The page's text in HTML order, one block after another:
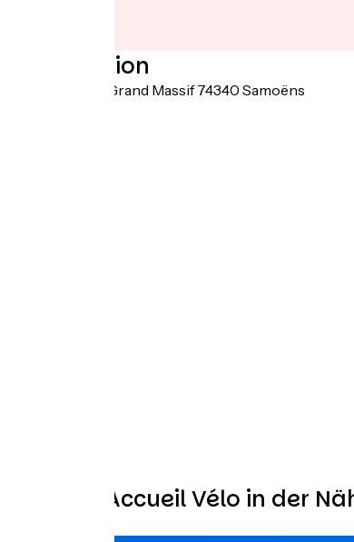
Localisation
239, Route du Grand Massif 74340 Samoëns
Weitere Accueil Vélo in der